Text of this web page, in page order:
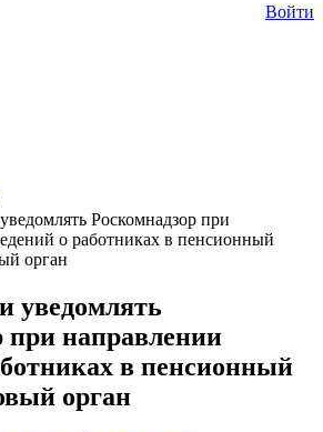
Войти
Роскомнадзор при
о работниках в пенсионный
орган
уведомлять
при направлении
в пенсионный
орган